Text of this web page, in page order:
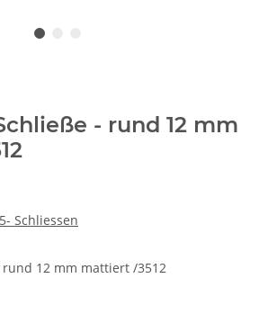
- rund 12 mm
Schliessen
12 mm mattiert /3512